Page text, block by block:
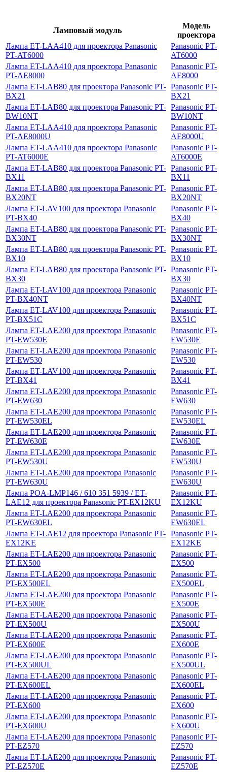
Ламповый модуль
Модель
проектора
Лампа ET-LAA410 для проектора Panasonic
PT-AT6000
Panasonic PT-
AT6000
Лампа ET-LAA410 для проектора Panasonic
PT-AE8000
Panasonic PT-
AE8000
Лампа ET-LAB80 для проектора Panasonic PT-
BX21
Panasonic PT-
BX21
Лампа ET-LAB80 для проектора Panasonic PT-
BW10NT
Panasonic PT-
BW10NT
Лампа ET-LAA410 для проектора Panasonic
PT-AE8000U
Panasonic PT-
AE8000U
Лампа ET-LAA410 для проектора Panasonic
PT-AT6000E
Panasonic PT-
AT6000E
Лампа ET-LAB80 для проектора Panasonic PT-
BX11
Panasonic PT-
BX11
Лампа ET-LAB80 для проектора Panasonic PT-
BX20NT
Panasonic PT-
BX20NT
Лампа ET-LAV100 для проектора Panasonic
PT-BX40
Panasonic PT-
BX40
Лампа ET-LAB80 для проектора Panasonic PT-
BX30NT
Panasonic PT-
BX30NT
Лампа ET-LAB80 для проектора Panasonic PT-
BX10
Panasonic PT-
BX10
Лампа ET-LAB80 для проектора Panasonic PT-
BX30
Panasonic PT-
BX30
Лампа ET-LAV100 для проектора Panasonic
PT-BX40NT
Panasonic PT-
BX40NT
Лампа ET-LAV100 для проектора Panasonic
PT-BX51C
Panasonic PT-
BX51C
Лампа ET-LAE200 для проектора Panasonic
PT-EW530E
Panasonic PT-
EW530E
Лампа ET-LAE200 для проектора Panasonic
PT-EW530
Panasonic PT-
EW530
Лампа ET-LAV100 для проектора Panasonic
PT-BX41
Panasonic PT-
BX41
Лампа ET-LAE200 для проектора Panasonic
PT-EW630
Panasonic PT-
EW630
Лампа ET-LAE200 для проектора Panasonic
PT-EW530EL
Panasonic PT-
EW530EL
Лампа ET-LAE200 для проектора Panasonic
PT-EW630E
Panasonic PT-
EW630E
Лампа ET-LAE200 для проектора Panasonic
PT-EW530U
Panasonic PT-
EW530U
Лампа ET-LAE200 для проектора Panasonic
PT-EW630U
Panasonic PT-
EW630U
Лампа POA-LMP146 / 610 351 5939 / ET-
LAE12 для проектора Panasonic PT-EX12KU
Panasonic PT-
EX12KU
Лампа ET-LAE200 для проектора Panasonic
PT-EW630EL
Panasonic PT-
EW630EL
Лампа ET-LAE12 для проектора Panasonic PT-
EX12KE
Panasonic PT-
EX12KE
Лампа ET-LAE200 для проектора Panasonic
PT-EX500
Panasonic PT-
EX500
Лампа ET-LAE200 для проектора Panasonic
PT-EX500EL
Panasonic PT-
EX500EL
Лампа ET-LAE200 для проектора Panasonic
PT-EX500E
Panasonic PT-
EX500E
Лампа ET-LAE200 для проектора Panasonic
PT-EX500U
Panasonic PT-
EX500U
Лампа ET-LAE200 для проектора Panasonic
PT-EX600E
Panasonic PT-
EX600E
Лампа ET-LAE200 для проектора Panasonic
PT-EX500UL
Panasonic PT-
EX500UL
Лампа ET-LAE200 для проектора Panasonic
PT-EX600EL
Panasonic PT-
EX600EL
Лампа ET-LAE200 для проектора Panasonic
PT-EX600
Panasonic PT-
EX600
Лампа ET-LAE200 для проектора Panasonic
PT-EX600U
Panasonic PT-
EX600U
Лампа ET-LAE200 для проектора Panasonic
PT-EZ570
Panasonic PT-
EZ570
Лампа ET-LAE200 для проектора Panasonic
PT-EZ570E
Panasonic PT-
EZ570E